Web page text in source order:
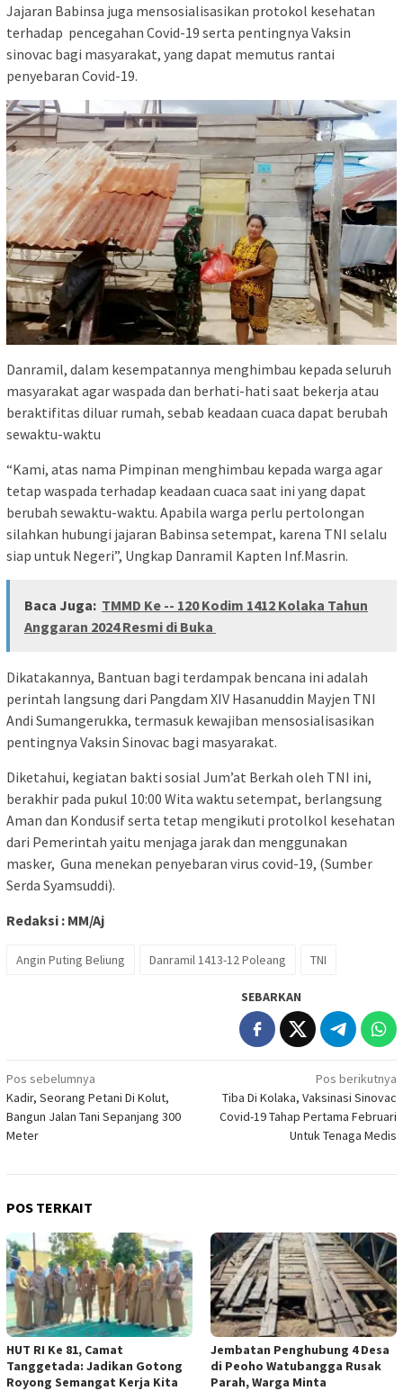
Jajaran Babinsa juga mensosialisasikan protokol kesehatan
terhadap pencegahan Covid-19 serta pentingnya Vaksin
sinovac bagi masyarakat, yang dapat memutus rantai
penyebaran Covid-19.
Danramil, dalam kesempatannya menghimbau kepada seluruh
masyarakat agar waspada dan berhati-hati saat bekerja atau
beraktifitas diluar rumah, sebab keadaan cuaca dapat berubah
sewaktu-waktu
“Kami, atas nama Pimpinan menghimbau kepada warga agar
tetap waspada terhadap keadaan cuaca saat ini yang dapat
berubah sewaktu-waktu. Apabila warga perlu pertolongan
silahkan hubungi jajaran Babinsa setempat, karena TNI selalu
siap untuk Negeri”, Ungkap Danramil Kapten Inf.Masrin.
Baca Juga: TMMD Ke -- 120 Kodim 1412 Kolaka Tahun
Anggaran 2024 Resmi di Buka
Dikatakannya, Bantuan bagi terdampak bencana ini adalah
perintah langsung dari Pangdam XIV Hasanuddin Mayjen TNI
Andi Sumangerukka, termasuk kewajiban mensosialisasikan
pentingnya Vaksin Sinovac bagi masyarakat.
Diketahui, kegiatan bakti sosial Jum’at Berkah oleh TNI ini,
berakhir pada pukul 10:00 Wita waktu setempat, berlangsung
Aman dan Kondusif serta tetap mengikuti protolkol kesehatan
dari Pemerintah yaitu menjaga jarak dan menggunakan
masker, Guna menekan penyebaran virus covid-19, (Sumber
Serda Syamsuddi).
Redaksi : MM/Aj
Angin Puting Beliung Danramil 1413-12 Poleang TNI
SEBARKAN
Navigasi
pos
Pos sebelumnya
Kadir, Seorang Petani Di Kolut,
Bangun Jalan Tani Sepanjang 300
Meter
Pos berikutnya
Tiba Di Kolaka, Vaksinasi Sinovac
Covid-19 Tahap Pertama Februari
Untuk Tenaga Medis
POS TERKAIT
HUT RI Ke 81, Camat
Tanggetada: Jadikan Gotong
Royong Semangat Kerja Kita
Jembatan Penghubung 4 Desa
di Peoho Watubangga Rusak
Parah, Warga Minta